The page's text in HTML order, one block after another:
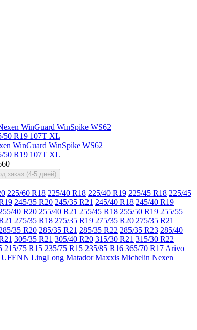
WinGuard WinSpike WS62
50 R19 107T XL
заказ (4-5 дней)
225/60 R18 225/40 R18 225/40 R19 225/45 R18 225/45
245/35 R20 245/35 R21 245/40 R18 245/40 R19
40 R20 255/40 R21 255/45 R18 255/50 R19 255/55
275/35 R18 275/35 R19 275/35 R20 275/35 R21
35 R20 285/35 R21 285/35 R22 285/35 R23 285/40
305/35 R21 305/40 R20 315/30 R21 315/30 R22
215/75 R15 235/75 R15 235/85 R16 365/70 R17 Arivo
LingLong Matador Maxxis Michelin Nexen